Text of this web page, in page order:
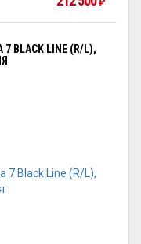
BLACK LINE (R/L),